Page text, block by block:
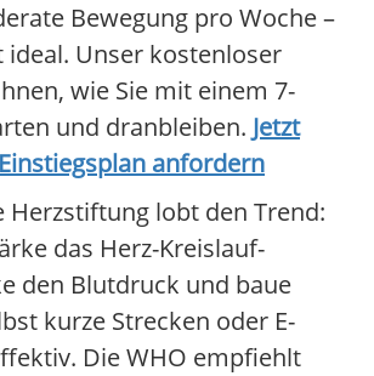
Bewegung pro Woche –
ideal. Unser kostenloser
wie Sie mit einem 7-
und dranbleiben. Jetzt
anfordern
Herzstiftung lobt den Trend:
das Herz-Kreislauf-
den Blutdruck und baue
kurze Strecken oder E-
Die WHO empfiehlt